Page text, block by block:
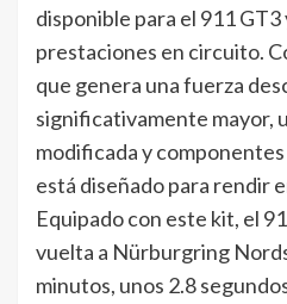
disponible para el 911 GT3
prestaciones en circuito.
que genera una fuerza
significativamente mayor,
modificada y
está diseñado para rendir
Equipado con este kit, el
vuelta a Nürburgring
minutos, unos 2.8